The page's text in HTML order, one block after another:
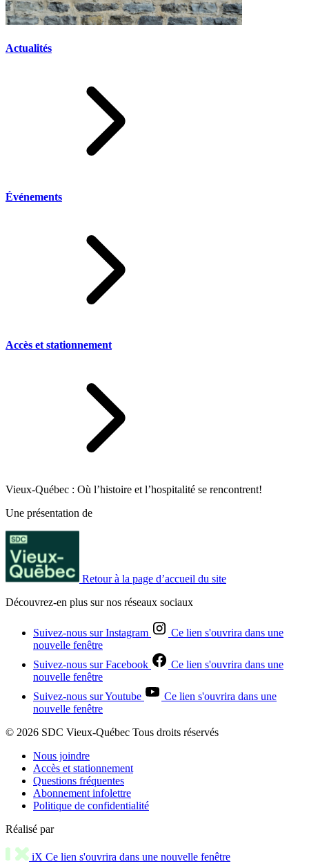
Actualités
Événements
Accès et stationnement
Vieux-Québec : Où l’histoire et l’hospitalité se rencontrent!
Une présentation de
Retour à la page d’accueil du site
Découvrez-en plus sur nos réseaux sociaux
Suivez-nous sur Instagram
Ce lien s'ouvrira dans une
nouvelle fenêtre
Suivez-nous sur Facebook
Ce lien s'ouvrira dans une
nouvelle fenêtre
Suivez-nous sur Youtube
Ce lien s'ouvrira dans une
nouvelle fenêtre
© 2026 SDC Vieux-Québec Tous droits réservés
Nous joindre
Accès et stationnement
Questions fréquentes
Abonnement infolettre
Politique de confidentialité
Réalisé par
iX Ce lien s'ouvrira dans une nouvelle fenêtre